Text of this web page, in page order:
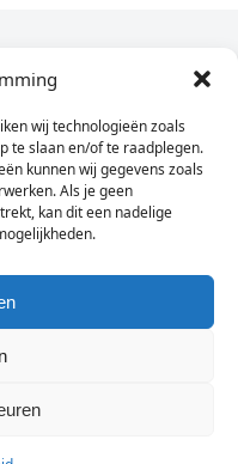
wij technologieën zoals
te slaan en/of te raadplegen.
kunnen wij gegevens zoals
Als je geen
kan dit een nadelige
in je e-mail?